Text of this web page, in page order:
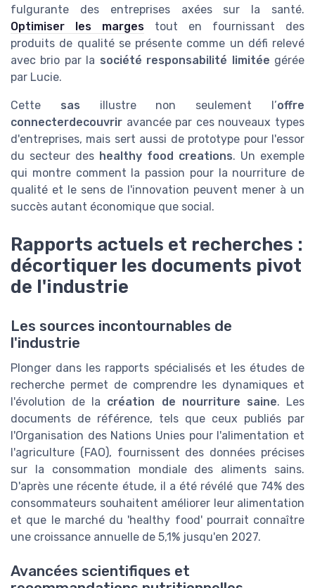
fulgurante des entreprises axées sur la santé.
Optimiser les marges tout en fournissant des
produits de qualité se présente comme un défi relevé
avec brio par la société responsabilité limitée gérée
par Lucie.
Cette sas illustre non seulement l’offre
connecterdecouvrir avancée par ces nouveaux types
d'entreprises, mais sert aussi de prototype pour l'essor
du secteur des healthy food creations. Un exemple
qui montre comment la passion pour la nourriture de
qualité et le sens de l'innovation peuvent mener à un
succès autant économique que social.
Rapports actuels et recherches :
décortiquer les documents pivot
de l'industrie
Les sources incontournables de
l'industrie
Plonger dans les rapports spécialisés et les études de
recherche permet de comprendre les dynamiques et
l'évolution de la création de nourriture saine. Les
documents de référence, tels que ceux publiés par
l'Organisation des Nations Unies pour l'alimentation et
l'agriculture (FAO), fournissent des données précises
sur la consommation mondiale des aliments sains.
D'après une récente étude, il a été révélé que 74% des
consommateurs souhaitent améliorer leur alimentation
et que le marché du 'healthy food' pourrait connaître
une croissance annuelle de 5,1% jusqu'en 2027.
Avancées scientifiques et